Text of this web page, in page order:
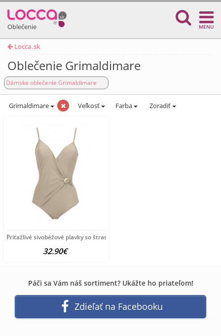
Oblečenie MENU
Locca.sk
Oblečenie Grimaldimare
Dámske oblečenie Grimaldimare
Grimaldimare Veľkosť Farba Zoradiť
Príťažlivé sivobéžové plavky so štrasmi Grimaldimare
32.90€
Páči sa Vám náš sortiment? Ukážte ho priateľom!
Zdieľať na Facebooku